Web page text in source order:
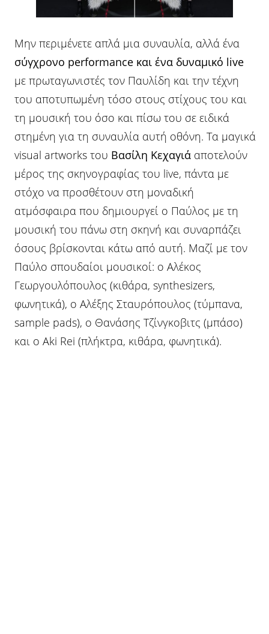
Μην περιμένετε απλά μια συναυλία, αλλά ένα
σύγχρονο performance και ένα δυναμικό live
με πρωταγωνιστές τον Παυλίδη και την τέχνη
του αποτυπωμένη τόσο στους στίχους του και
τη μουσική του όσο και πίσω του σε ειδικά
στημένη για τη συναυλία αυτή οθόνη. Τα μαγικά
visual artworks του Βασίλη Κεχαγιά αποτελούν
μέρος της σκηνογραφίας του live, πάντα με
στόχο να προσθέτουν στη μοναδική
ατμόσφαιρα που δημιουργεί ο Παύλος με τη
μουσική του πάνω στη σκηνή και συναρπάζει
όσους βρίσκονται κάτω από αυτή. Μαζί με τον
Παύλο σπουδαίοι μουσικοί: ο Αλέκος
Γεωργουλόπουλος (κιθάρα, synthesizers,
φωνητικά), ο Αλέξης Σταυρόπουλος (τύμπανα,
sample pads), ο Θανάσης Τζίνγκοβιτς (μπάσο)
και ο Aki Rei (πλήκτρα, κιθάρα, φωνητικά).